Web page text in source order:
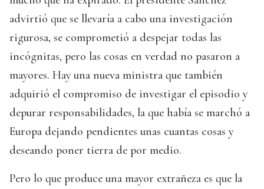
advirtió que se llevaría a cabo una investigación
rigurosa, se comprometió a despejar todas las
incógnitas, pero las cosas en verdad no pasaron a
mayores. Hay una nueva ministra que también
adquirió el compromiso de investigar el episodio y
depurar responsabilidades, la que había se marchó a
Europa dejando pendientes unas cuantas cosas y
deseando poner tierra de por medio.
Pero lo que produce una mayor extrañeza es que la